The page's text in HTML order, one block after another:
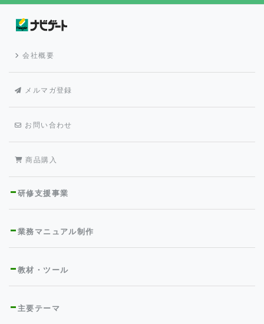
会社概要
メルマガ登録
お問い合わせ
商品購入
研修支援事業
業務マニュアル制作
教材・ツール
主要テーマ